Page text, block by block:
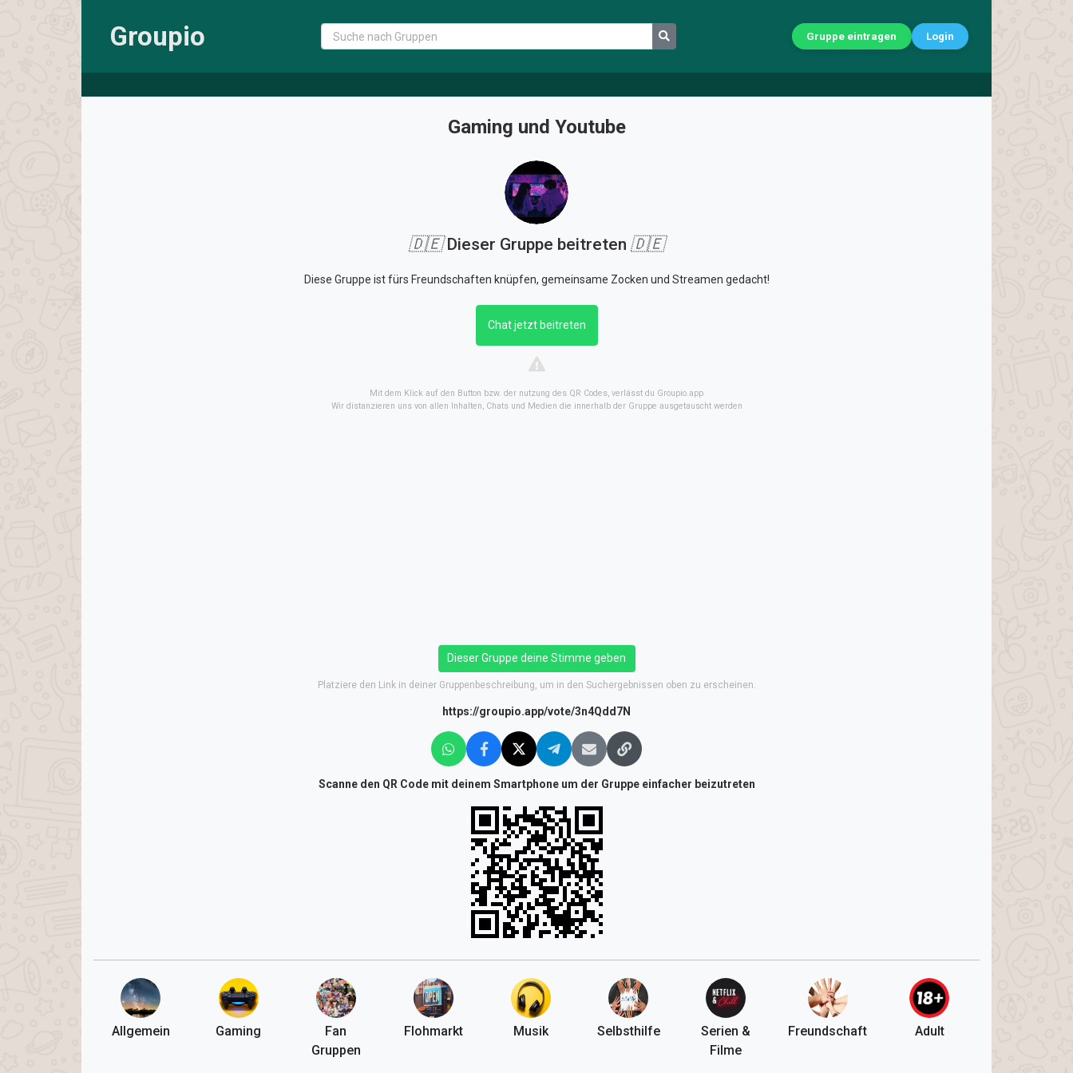
Groupio Gruppe eintragen Login
Gaming und Youtube
🇩🇪Dieser Gruppe beitreten 🇩🇪
Diese Gruppe ist fürs Freundschaften knüpfen, gemeinsame Zocken und Streamen gedacht!
Chat jetzt beitreten
Mit dem Klick auf den Button bzw. der nutzung des QR Codes, verlässt du Groupio.app
Wir distanzieren uns von allen Inhalten, Chats und Medien die innerhalb der Gruppe ausgetauscht werden
Dieser Gruppe deine Stimme geben
Platziere den Link in deiner Gruppenbeschreibung, um in den Suchergebnissen oben zu erscheinen.
https://groupio.app/vote/3n4Qdd7N
Scanne den QR Code mit deinem Smartphone um der Gruppe einfacher beizutreten
Allgemein Gaming
Fan
Gruppen
Flohmarkt Musik Selbsthilfe
Serien &
Filme
Freundschaft Adult